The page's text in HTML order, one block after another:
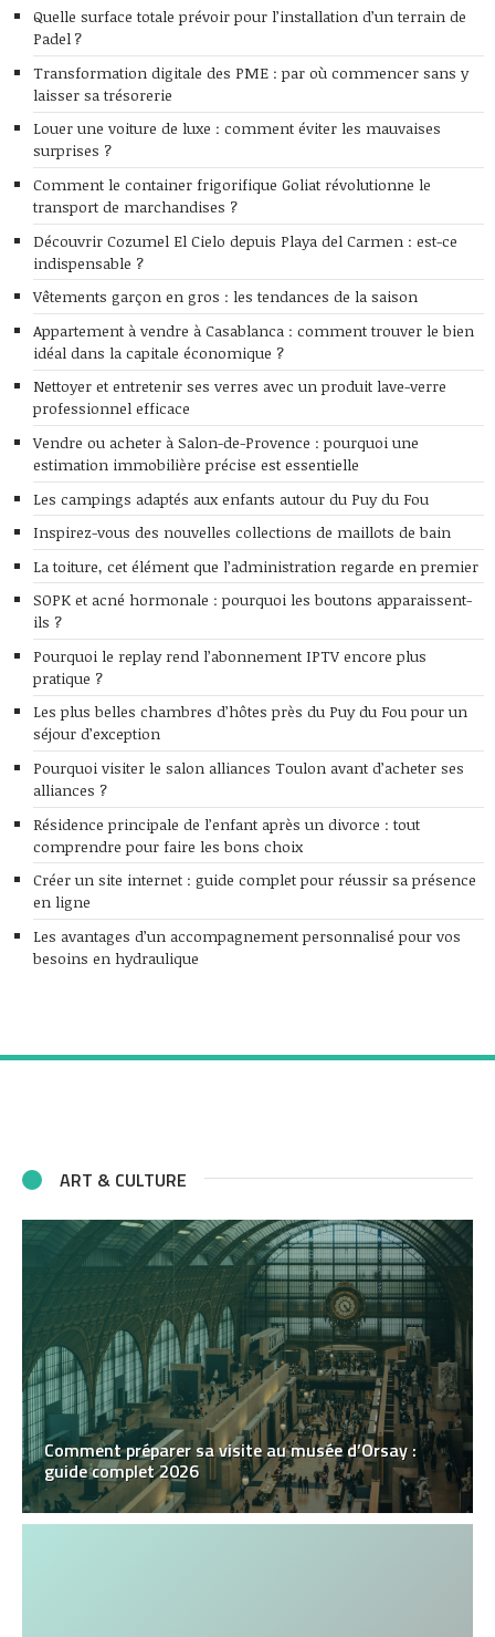
Quelle surface totale prévoir pour l’installation d’un terrain de
Padel ?
Transformation digitale des PME : par où commencer sans y
laisser sa trésorerie
Louer une voiture de luxe : comment éviter les mauvaises
surprises ?
Comment le container frigorifique Goliat révolutionne le
transport de marchandises ?
Découvrir Cozumel El Cielo depuis Playa del Carmen : est-ce
indispensable ?
Vêtements garçon en gros : les tendances de la saison
Appartement à vendre à Casablanca : comment trouver le bien
idéal dans la capitale économique ?
Nettoyer et entretenir ses verres avec un produit lave-verre
professionnel efficace
Vendre ou acheter à Salon-de-Provence : pourquoi une
estimation immobilière précise est essentielle
Les campings adaptés aux enfants autour du Puy du Fou
Inspirez-vous des nouvelles collections de maillots de bain
La toiture, cet élément que l’administration regarde en premier
SOPK et acné hormonale : pourquoi les boutons apparaissent-
ils ?
Pourquoi le replay rend l’abonnement IPTV encore plus
pratique ?
Les plus belles chambres d’hôtes près du Puy du Fou pour un
séjour d’exception
Pourquoi visiter le salon alliances Toulon avant d’acheter ses
alliances ?
Résidence principale de l’enfant après un divorce : tout
comprendre pour faire les bons choix
Créer un site internet : guide complet pour réussir sa présence
en ligne
Les avantages d’un accompagnement personnalisé pour vos
besoins en hydraulique
ART & CULTURE
Comment préparer sa visite au musée d’Orsay :
guide complet 2026